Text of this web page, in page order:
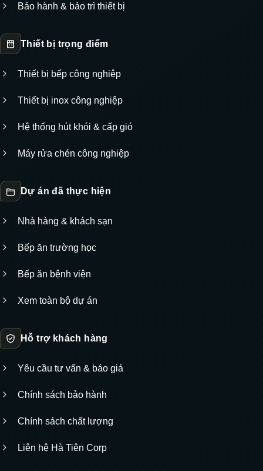
Bảo hành & bảo trì thiết bị
Thiết bị trọng điểm
Thiết bị bếp công nghiệp
Thiết bị inox công nghiệp
Hệ thống hút khói & cấp gió
Máy rửa chén công nghiệp
Dự án đã thực hiện
Nhà hàng & khách sạn
Bếp ăn trường học
Bếp ăn bệnh viện
Xem toàn bộ dự án
Hỗ trợ khách hàng
Yêu cầu tư vấn & báo giá
Chính sách bảo hành
Chính sách chất lượng
Liên hệ Hà Tiên Corp